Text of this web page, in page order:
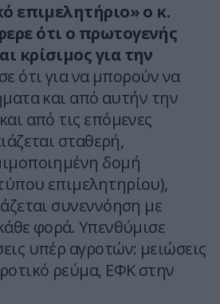
επιμελητήριο» ο κ.
ότι ο πρωτογενής
κρίσιμος για την
ότι για να μπορούν να
και από αυτήν την
από τις επόμενες
σταθερή,
δομή
επιμελητηρίου),
συνεννόηση με
φορά. Υπενθύμισε
υπέρ αγροτών: μειώσεις
ρεύμα, ΕΦΚ στην